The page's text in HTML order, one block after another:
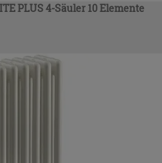
PLUS 4-Säuler 10 Elemente